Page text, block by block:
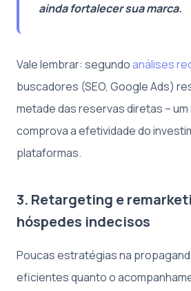
ainda fortalecer sua marca.
Vale lembrar: segundoanálises
buscadores (SEO, Google Ads)
metade das reservas diretas –
comprova a efetividade do
plataformas.
3. Retargeting e
hóspedes indecisos
Poucas estratégias na
eficientes quanto o